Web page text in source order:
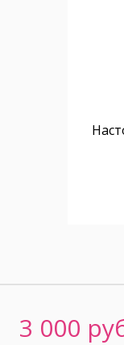
3 000